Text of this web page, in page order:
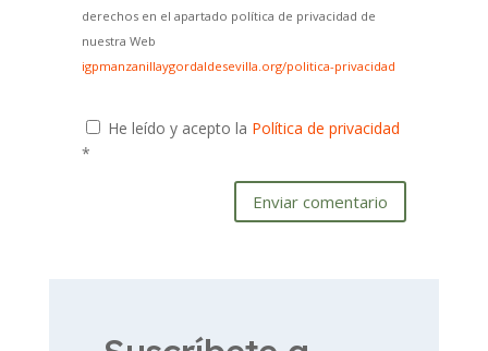
derechos en el apartado política de privacidad de
nuestra Web
igpmanzanillaygordaldesevilla.org/politica-privacidad
He leído y acepto la Política de privacidad
*
Enviar comentario